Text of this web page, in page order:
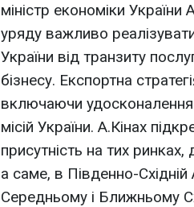
міністр економіки
уряду важливо
України від транзиту
бізнесу. Експортна
включаючи
місій України. А.Кінах
присутність на тих
а саме, в Південно-Східній
Середньому і Ближньому